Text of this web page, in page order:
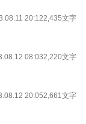
20:122,435文字
08:032,220文字
20:052,661文字